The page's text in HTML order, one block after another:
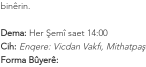
binêrin.
Dema: Her Şemî saet 14:00
Cih: Enqere: Vicdan Vakfı,
Forma Bûyerê: